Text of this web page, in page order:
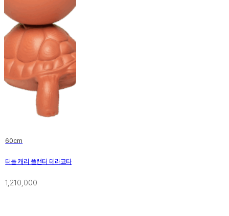
60cm
터틀 캐리 플랜터 테라코타
1,210,000